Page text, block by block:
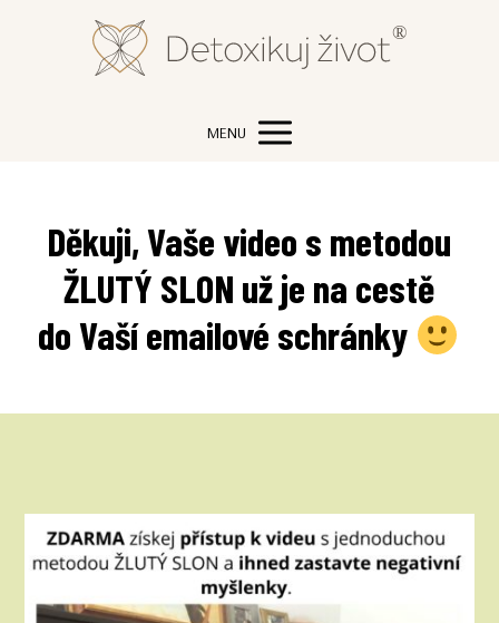
MENU
Děkuji, Vaše video s metodou
ŽLUTÝ SLON už je na cestě
do Vaší emailové schránky